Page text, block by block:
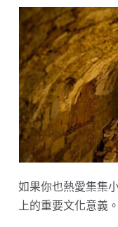
如果你也熱愛集集
上的重要文化意義。